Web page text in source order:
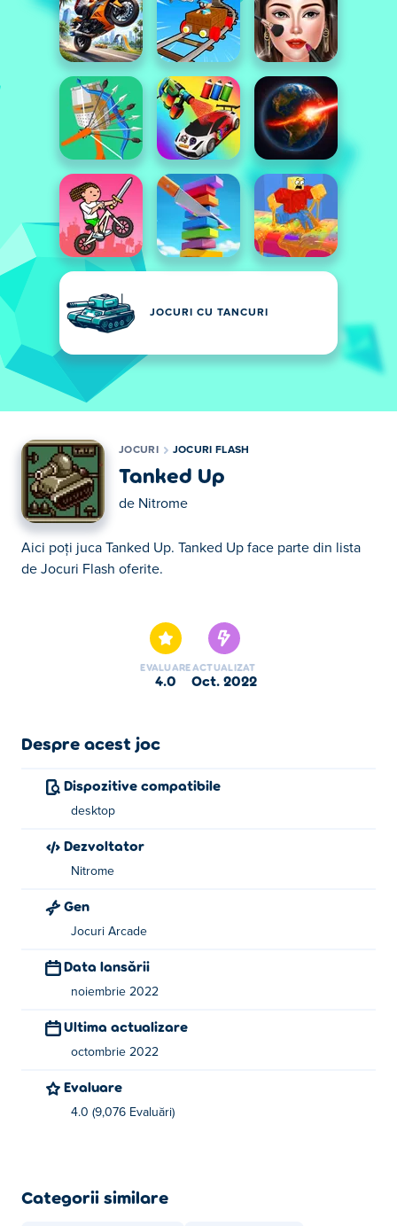
JOCURI CU TANCURI
JOCURI JOCURI FLASH
Tanked Up
de Nitrome
Aici poţi juca Tanked Up. Tanked Up face parte din lista
de Jocuri Flash oferite.
EVALUARE
4.0
ACTUALIZAT
oct. 2022
Despre acest joc
Dispozitive compatibile
desktop
Dezvoltator
Nitrome
Gen
Jocuri Arcade
Data lansării
noiembrie 2022
Ultima actualizare
octombrie 2022
Evaluare
4.0 (9,076 Evaluări)
Categorii similare